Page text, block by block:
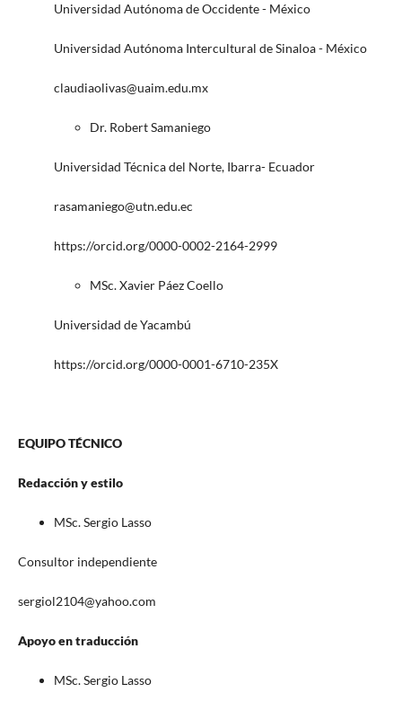
Universidad Autónoma de Occidente - México
Universidad Autónoma Intercultural de Sinaloa - México
claudiaolivas@uaim.edu.mx
Dr. Robert Samaniego
Universidad Técnica del Norte, Ibarra- Ecuador
rasamaniego@utn.edu.ec
https://orcid.org/0000-0002-2164-2999
MSc. Xavier Páez Coello
Universidad de Yacambú
https://orcid.org/0000-0001-6710-235X
EQUIPO TÉCNICO
Redacción y estilo
MSc. Sergio Lasso
Consultor independiente
sergiol2104@yahoo.com
Apoyo en traducción
MSc. Sergio Lasso